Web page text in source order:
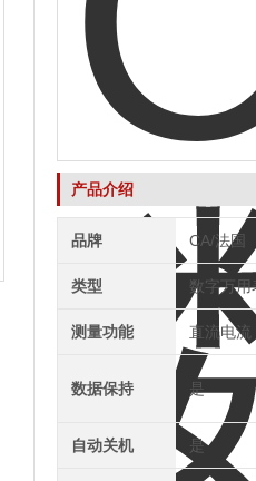
产品介绍
品牌 CA/法国
类型 数字万用
测量功能 直流电流
数据保持 是
自动关机 是